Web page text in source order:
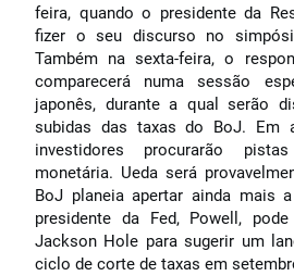
feira, quando o presidente da
fizer o seu discurso no
Também na sexta-feira, o
comparecerá numa sessão
japonês, durante a qual serão
subidas das taxas do BoJ. Em
investidores procurarão
monetária. Ueda será
BoJ planeia apertar ainda mais
presidente da Fed, Powell,
Jackson Hole para sugerir um
ciclo de corte de taxas em